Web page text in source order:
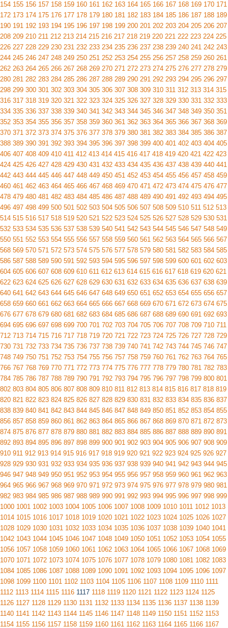
154 155 156 157 158 159 160 161 162 163 164 165 166 167 168 169 170 171
172 173 174 175 176 177 178 179 180 181 182 183 184 185 186 187 188 189
190 191 192 193 194 195 196 197 198 199 200 201 202 203 204 205 206 207
208 209 210 211 212 213 214 215 216 217 218 219 220 221 222 223 224 225
226 227 228 229 230 231 232 233 234 235 236 237 238 239 240 241 242 243
244 245 246 247 248 249 250 251 252 253 254 255 256 257 258 259 260 261
262 263 264 265 266 267 268 269 270 271 272 273 274 275 276 277 278 279
280 281 282 283 284 285 286 287 288 289 290 291 292 293 294 295 296 297
298 299 300 301 302 303 304 305 306 307 308 309 310 311 312 313 314 315
316 317 318 319 320 321 322 323 324 325 326 327 328 329 330 331 332 333
334 335 336 337 338 339 340 341 342 343 344 345 346 347 348 349 350 351
352 353 354 355 356 357 358 359 360 361 362 363 364 365 366 367 368 369
370 371 372 373 374 375 376 377 378 379 380 381 382 383 384 385 386 387
388 389 390 391 392 393 394 395 396 397 398 399 400 401 402 403 404 405
406 407 408 409 410 411 412 413 414 415 416 417 418 419 420 421 422 423
424 425 426 427 428 429 430 431 432 433 434 435 436 437 438 439 440 441
442 443 444 445 446 447 448 449 450 451 452 453 454 455 456 457 458 459
460 461 462 463 464 465 466 467 468 469 470 471 472 473 474 475 476 477
478 479 480 481 482 483 484 485 486 487 488 489 490 491 492 493 494 495
496 497 498 499 500 501 502 503 504 505 506 507 508 509 510 511 512 513
514 515 516 517 518 519 520 521 522 523 524 525 526 527 528 529 530 531
532 533 534 535 536 537 538 539 540 541 542 543 544 545 546 547 548 549
550 551 552 553 554 555 556 557 558 559 560 561 562 563 564 565 566 567
568 569 570 571 572 573 574 575 576 577 578 579 580 581 582 583 584 585
586 587 588 589 590 591 592 593 594 595 596 597 598 599 600 601 602 603
604 605 606 607 608 609 610 611 612 613 614 615 616 617 618 619 620 621
622 623 624 625 626 627 628 629 630 631 632 633 634 635 636 637 638 639
640 641 642 643 644 645 646 647 648 649 650 651 652 653 654 655 656 657
658 659 660 661 662 663 664 665 666 667 668 669 670 671 672 673 674 675
676 677 678 679 680 681 682 683 684 685 686 687 688 689 690 691 692 693
694 695 696 697 698 699 700 701 702 703 704 705 706 707 708 709 710 711
712 713 714 715 716 717 718 719 720 721 722 723 724 725 726 727 728 729
730 731 732 733 734 735 736 737 738 739 740 741 742 743 744 745 746 747
748 749 750 751 752 753 754 755 756 757 758 759 760 761 762 763 764 765
766 767 768 769 770 771 772 773 774 775 776 777 778 779 780 781 782 783
784 785 786 787 788 789 790 791 792 793 794 795 796 797 798 799 800 801
802 803 804 805 806 807 808 809 810 811 812 813 814 815 816 817 818 819
820 821 822 823 824 825 826 827 828 829 830 831 832 833 834 835 836 837
838 839 840 841 842 843 844 845 846 847 848 849 850 851 852 853 854 855
856 857 858 859 860 861 862 863 864 865 866 867 868 869 870 871 872 873
874 875 876 877 878 879 880 881 882 883 884 885 886 887 888 889 890 891
892 893 894 895 896 897 898 899 900 901 902 903 904 905 906 907 908 909
910 911 912 913 914 915 916 917 918 919 920 921 922 923 924 925 926 927
928 929 930 931 932 933 934 935 936 937 938 939 940 941 942 943 944 945
946 947 948 949 950 951 952 953 954 955 956 957 958 959 960 961 962 963
964 965 966 967 968 969 970 971 972 973 974 975 976 977 978 979 980 981
982 983 984 985 986 987 988 989 990 991 992 993 994 995 996 997 998 999
1000 1001 1002 1003 1004 1005 1006 1007 1008 1009 1010 1011 1012 1013
1014 1015 1016 1017 1018 1019 1020 1021 1022 1023 1024 1025 1026 1027
1028 1029 1030 1031 1032 1033 1034 1035 1036 1037 1038 1039 1040 1041
1042 1043 1044 1045 1046 1047 1048 1049 1050 1051 1052 1053 1054 1055
1056 1057 1058 1059 1060 1061 1062 1063 1064 1065 1066 1067 1068 1069
1070 1071 1072 1073 1074 1075 1076 1077 1078 1079 1080 1081 1082 1083
1084 1085 1086 1087 1088 1089 1090 1091 1092 1093 1094 1095 1096 1097
1098 1099 1100 1101 1102 1103 1104 1105 1106 1107 1108 1109 1110 1111
1112 1113 1114 1115 1116 1117 1118 1119 1120 1121 1122 1123 1124 1125
1126 1127 1128 1129 1130 1131 1132 1133 1134 1135 1136 1137 1138 1139
1140 1141 1142 1143 1144 1145 1146 1147 1148 1149 1150 1151 1152 1153
1154 1155 1156 1157 1158 1159 1160 1161 1162 1163 1164 1165 1166 1167